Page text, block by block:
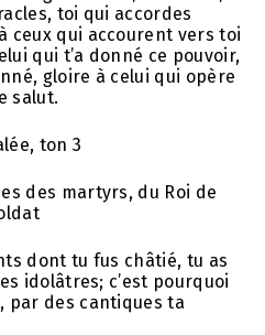
toi qui accordes
ceux qui accourent vers toi
qui t’a donné ce pouvoir,
gloire à celui qui opère
salut.
ton 3
des martyrs, du Roi de
dont tu fus châtié, tu as
idolâtres; c’est pourquoi
par des cantiques ta